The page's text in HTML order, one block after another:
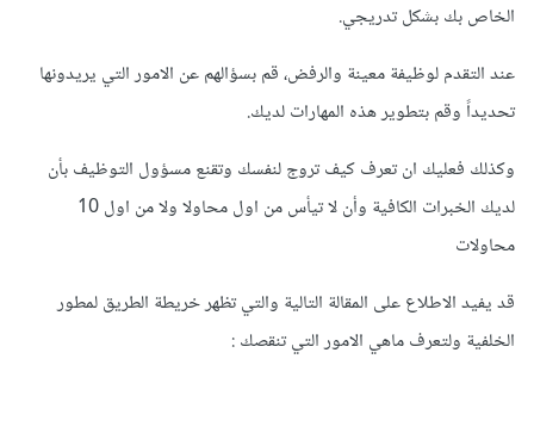
الخاص بك بشكل تدريجي.
عند التقدم لوظيفة معينة والرفض، قم بسؤالهم عن الامور التي يريدونها
تحديداً وقم بتطوير هذه المهارات لديك.
وكذلك فعليك ان تعرف كيف تروج لنفسك وتقنع مسؤول التوظيف بأن
لديك الخبرات الكافية وأن لا تيأس من اول محاولا ولا من اول 10
محاولات
قد يفيد الاطلاع على المقالة التالية والتي تظهر خريطة الطريق لمطور
الخلفية ولتعرف ماهي الامور التي تنقصك